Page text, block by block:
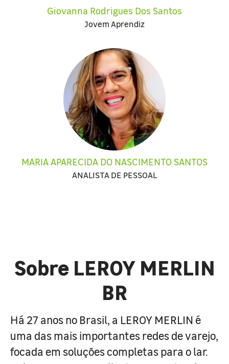
Giovanna Rodrigues Dos Santos
Jovem Aprendiz
MARIA APARECIDA DO NASCIMENTO SANTOS
ANALISTA DE PESSOAL
Sobre LEROY MERLIN
BR
Há 27 anos no Brasil, a LEROY MERLIN é
uma das mais importantes redes de varejo,
focada em soluções completas para o lar.